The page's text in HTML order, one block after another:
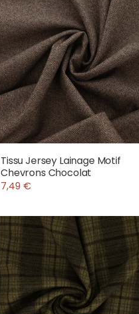
Tissu Jersey Lainage Motif
Chevrons Chocolat
7,49 €